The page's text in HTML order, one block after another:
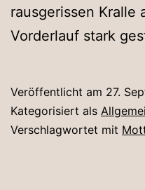
rausgerissen Kralle
Vorderlauf stark
Veröffentlicht am 27.
Kategorisiert als
Verschlagwortet mit